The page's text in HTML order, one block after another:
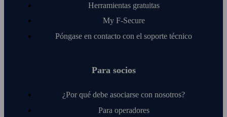
Herramientas gratuitas
My F‑Secure
Póngase en contacto con el soporte técnico
Para socios
¿Por qué debe asociarse con nosotros?
Para operadores